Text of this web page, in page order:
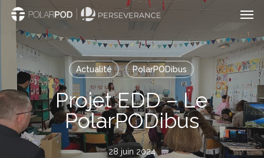
Passer
contenu
principal
Actualité PolarPODibus
Projet EDD – Le
PolarPODibus
28 juin 2024